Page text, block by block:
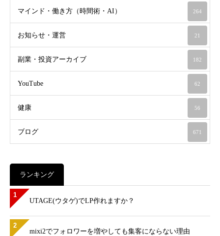
マインド・働き方（時間術・AI） 264
お知らせ・運営 21
副業・投資アーカイブ 182
YouTube 62
健康 56
ブログ 671
ランキング
1
UTAGE(ウタゲ)でLP作れますか？
2
mixi2でフォロワーを増やしても集客にならない理由